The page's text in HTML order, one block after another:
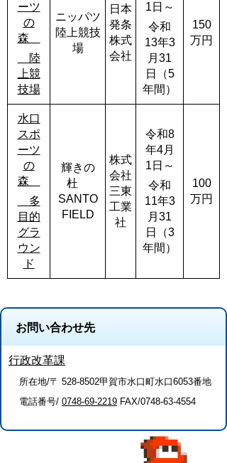
ーツ
の
森
陸
上競
技場
ニッパツ
陸上競技
場
日本
発条
株式
会社
1日～
令和
13年3
月31
日
（5
年間）
150
万円
水口
スポ
ーツ
の
森
多
目的
グラ
ウン
ド
輝きの
杜
SANTO
FIELD
株式
会社
三東
工業
社
令和8
年4月
1日～
令和
11年3
月31
日（3
年間）
100
万円
お問い合わせ先
行政改革課
所在地/〒 528-8502甲賀市水口町水口6053番地
電話番号/ 0748-69-2219 FAX/0748-63-4554